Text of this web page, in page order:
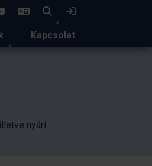
EN Keresés
Kapcsolat
nyári